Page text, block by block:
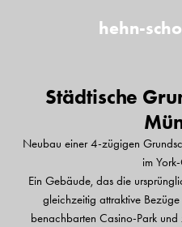
hehn-
Städtische
Neubau einer 4-zügigen
im
Ein Gebäude, das die
gleichzeitig attraktive
benachbarten Casino-Park und